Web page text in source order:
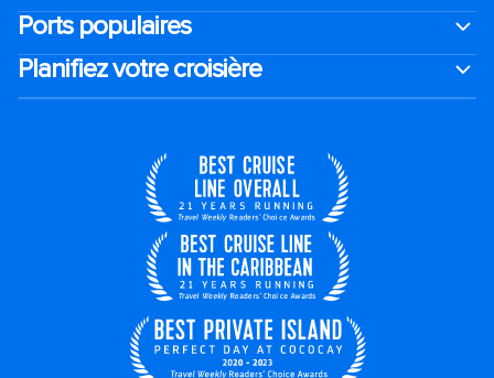
Ports populaires
Planifiez votre croisière